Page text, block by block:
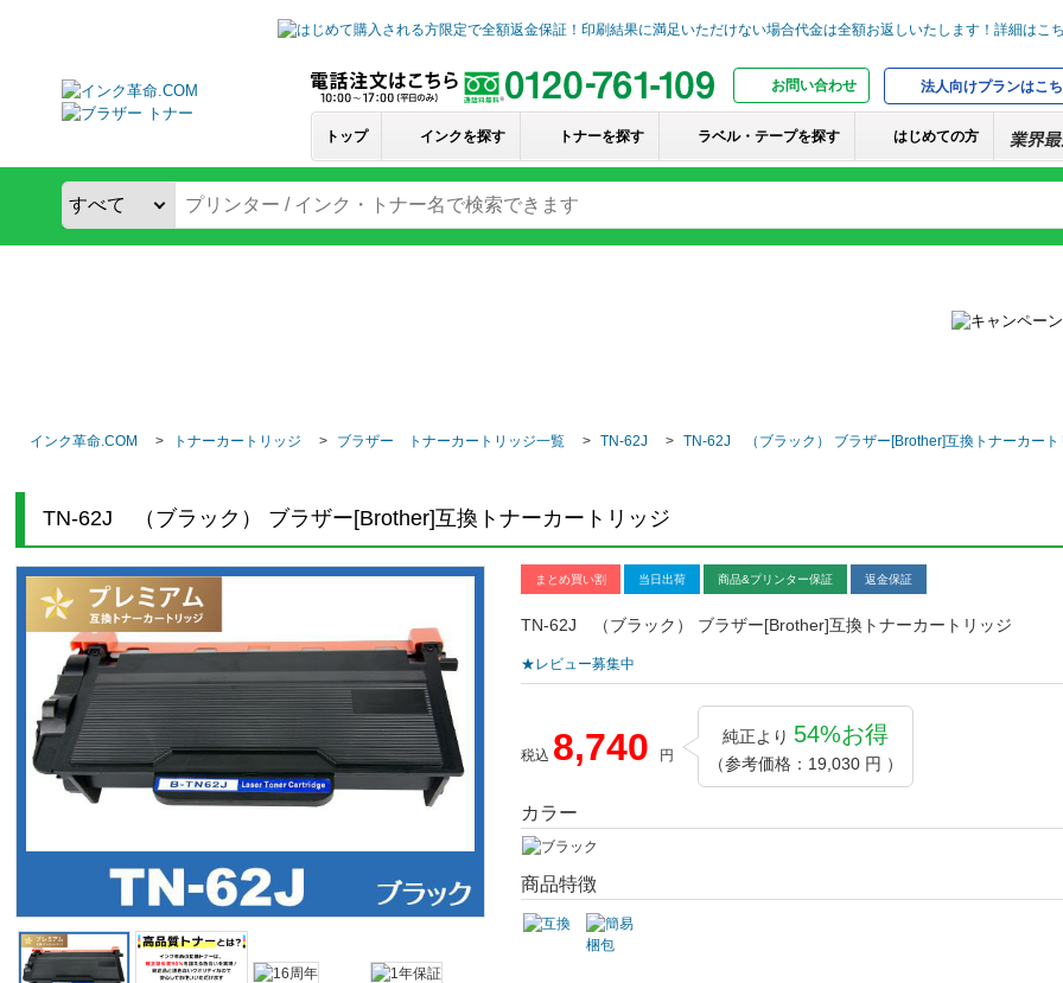
お問い合わせ 法人向けプランはこ
トップ インクを探す トナーを探す ラベル・テープを探す はじめての方
インク革命.COM トナーカートリッジ ブラザー トナーカートリッジ一覧 TN-62J TN-62J （ブラック） ブラザー[Brother]互換トナーカート
TN-62J （ブラック） ブラザー[Brother]互換トナーカートリッジ
まとめ買い割 当日出荷 商品&プリンター保証 返金保証
TN-62J （ブラック） ブラザー[Brother]互換トナーカートリッジ
★レビュー募集中
税込 8,740 円
純正より 54%お得
（参考価格：19,030 円 ）
カラー
商品特徴